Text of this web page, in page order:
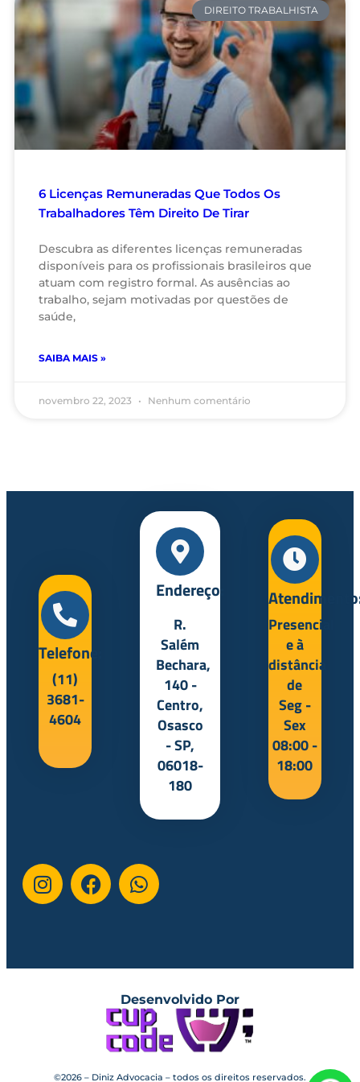
DIREITO TRABALHISTA
6 Licenças Remuneradas Que Todos Os
Trabalhadores Têm Direito De Tirar
Descubra as diferentes licenças remuneradas
disponíveis para os profissionais brasileiros que
atuam com registro formal. As ausências ao
trabalho, sejam motivadas por questões de
saúde,
SAIBA MAIS »
novembro 22, 2023 Nenhum comentário
Telefone:
(11)
3681-
4604
Endereço:
R.
Salém
Bechara,
140 -
Centro,
Osasco
- SP,
06018-
180
Presencial
e à
distância
de
Seg -
Sex
08:00 -
18:00
©2026 – Diniz Advocacia – todos os direitos reservados.
Desenvolvido Por